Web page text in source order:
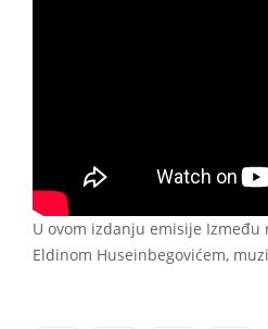
U ovom izdanju emisije Između
Eldinom Huseinbegovićem,